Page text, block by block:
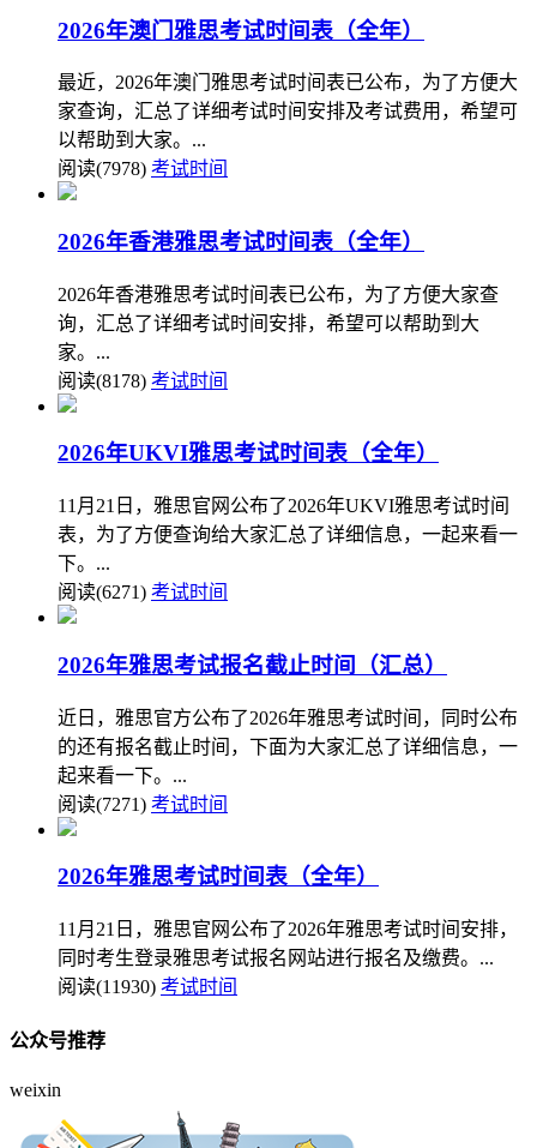
2026年澳门雅思考试时间表（全年）
最近，2026年澳门雅思考试时间表已公布，为了方便大
家查询，汇总了详细考试时间安排及考试费用，希望可
以帮助到大家。...
阅读(7978) 考试时间
2026年香港雅思考试时间表（全年）
2026年香港雅思考试时间表已公布，为了方便大家查
询，汇总了详细考试时间安排，希望可以帮助到大
家。...
阅读(8178) 考试时间
2026年UKVI雅思考试时间表（全年）
11月21日，雅思官网公布了2026年UKVI雅思考试时间
表，为了方便查询给大家汇总了详细信息，一起来看一
下。...
阅读(6271) 考试时间
2026年雅思考试报名截止时间（汇总）
近日，雅思官方公布了2026年雅思考试时间，同时公布
的还有报名截止时间，下面为大家汇总了详细信息，一
起来看一下。...
阅读(7271) 考试时间
2026年雅思考试时间表（全年）
11月21日，雅思官网公布了2026年雅思考试时间安排，
同时考生登录雅思考试报名网站进行报名及缴费。...
阅读(11930) 考试时间
公众号推荐
weixin